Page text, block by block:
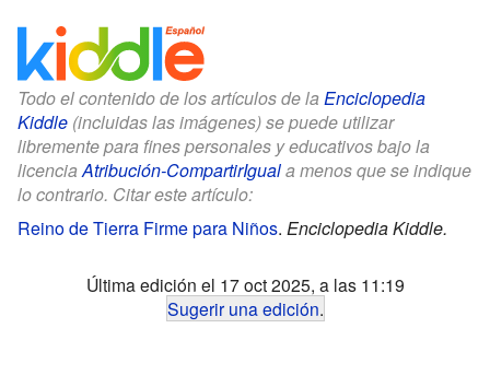
Todo el contenido de los artículos de la Enciclopedia
Kiddle (incluidas las imágenes) se puede utilizar
libremente para fines personales y educativos bajo la
licenciaAtribución-CompartirIguala menos que se indique
lo contrario. Citar este artículo:
Reino de Tierra Firme para Niños. Enciclopedia Kiddle.
Última edición el 17 oct 2025, a las 11:19
Sugerir una edición.